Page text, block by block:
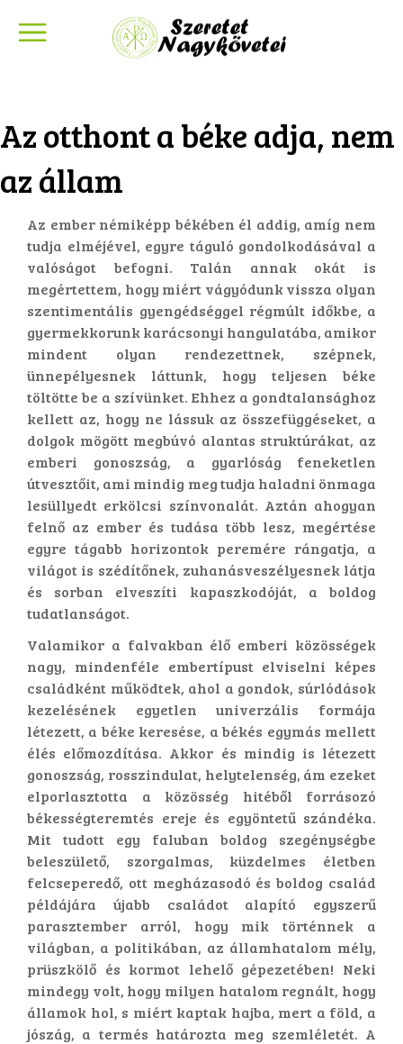
Az otthont a béke adja, nem
az állam
Az ember némiképp békében él addig, amíg nem
tudja elméjével, egyre táguló gondolkodásával a
valóságot befogni. Talán annak okát is
megértettem, hogy miért vágyódunk vissza olyan
szentimentális gyengédséggel régmúlt időkbe, a
gyermekkorunk karácsonyi hangulatába, amikor
mindent olyan rendezettnek, szépnek,
ünnepélyesnek láttunk, hogy teljesen béke
töltötte be a szívünket. Ehhez a gondtalansághoz
kellett az, hogy ne lássuk az összefüggéseket, a
dolgok mögött megbúvó alantas struktúrákat, az
emberi gonoszság, a gyarlóság feneketlen
útvesztőit, ami mindig meg tudja haladni önmaga
lesüllyedt erkölcsi színvonalát. Aztán ahogyan
felnő az ember és tudása több lesz, megértése
egyre tágabb horizontok peremére rángatja, a
világot is szédítőnek, zuhanásveszélyesnek látja
és sorban elveszíti kapaszkodóját, a boldog
tudatlanságot.
Valamikor a falvakban élő emberi közösségek
nagy, mindenféle embertípust elviselni képes
családként működtek, ahol a gondok, súrlódások
kezelésének egyetlen univerzális formája
létezett, a béke keresése, a békés egymás mellett
élés előmozdítása. Akkor és mindig is létezett
gonoszság, rosszindulat, helytelenség, ám ezeket
elporlasztotta a közösség hitéből forrásozó
békességteremtés ereje és egyöntetű szándéka.
Mit tudott egy faluban boldog szegénységbe
beleszülető, szorgalmas, küzdelmes életben
felcseperedő, ott megházasodó és boldog család
példájára újabb családot alapító egyszerű
parasztember arról, hogy mik történnek a
világban, a politikában, az államhatalom mély,
prüszkölő és kormot lehelő gépezetében! Neki
mindegy volt, hogy milyen hatalom regnált, hogy
államok hol, s miért kaptak hajba, mert a föld, a
jószág, a termés határozta meg szemléletét. A